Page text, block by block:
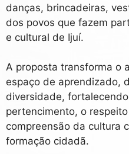
danças, brincadeiras,
dos povos que fazem
e cultural de Ijuí.
A proposta transforma o
espaço de aprendizado,
diversidade,
pertencimento, o
compreensão da cultura
formação cidadã.